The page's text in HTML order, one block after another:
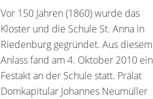
Vor 150 Jahren (1860) wurde das
Kloster und die Schule St. Anna in
Riedenburg gegründet. Aus diesem
Anlass fand am 4. Oktober 2010 ein
Festakt an der Schule statt. Prälat
Domkapitular Johannes Neumüller